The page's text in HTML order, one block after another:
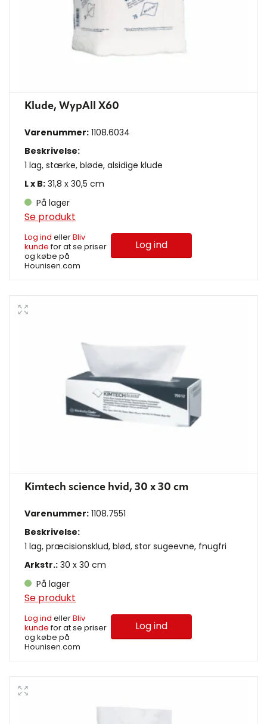
Klude, WypAll X60
Varenummer: 1108.6034
Beskrivelse:
1 lag, stærke, bløde, alsidige klude
L x B: 31,8 x 30,5 cm
På lager
Se produkt
Log ind ellerBliv
kundefor at se priser
og købe på
Hounisen.com
Log ind
Kimtech science hvid, 30 x 30 cm
Varenummer: 1108.7551
Beskrivelse:
1 lag, præcisionsklud, blød, stor sugeevne, fnugfri
Arkstr.: 30 x 30 cm
På lager
Se produkt
Log ind ellerBliv
kundefor at se priser
og købe på
Hounisen.com
Log ind